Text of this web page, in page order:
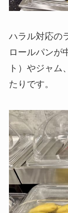
ハラル対応の
ロールパンが
ト）やジャム
たりです。